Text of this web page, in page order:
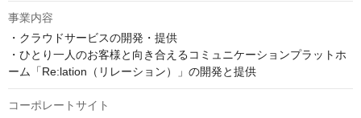
事業内容
・クラウドサービスの開発・提供
・ひとり一人のお客様と向き合えるコミュニケーションプラットホ
ーム「Re:lation（リレーション）」の開発と提供
コーポレートサイト